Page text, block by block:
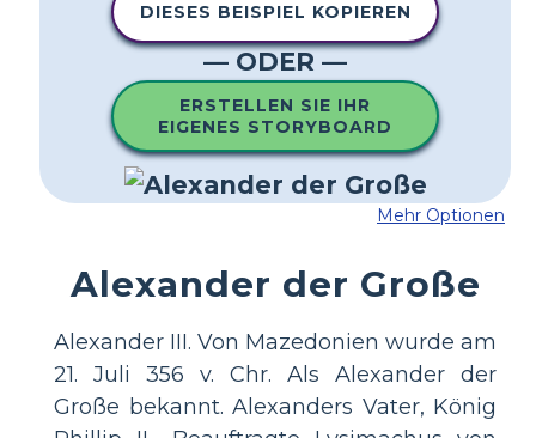
DIESES BEISPIEL KOPIEREN
— ODER —
ERSTELLEN SIE IHR
EIGENES STORYBOARD
Mehr Optionen
Alexander der Große
Alexander III. Von Mazedonien wurde am
21. Juli 356 v. Chr. Als Alexander der
Große bekannt. Alexanders Vater, König